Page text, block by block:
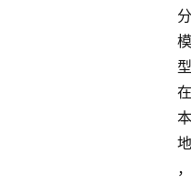
分
模
型
在
本
地
，